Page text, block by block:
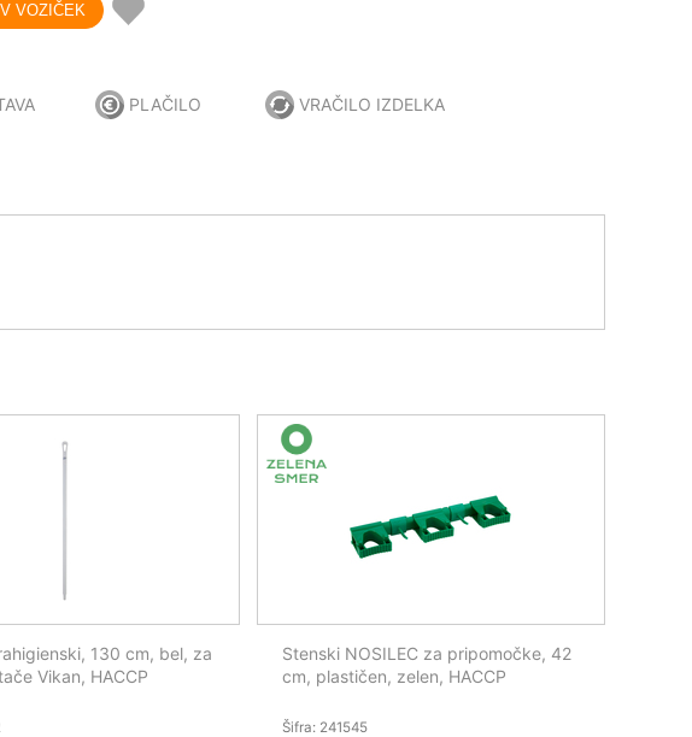
PLAČILO VRAČILO IZDELKA
130 cm, bel, za
Vikan, HACCP
Stenski NOSILEC za pripomočke, 42
cm, plastičen, zelen, HACCP
Šifra: 241545